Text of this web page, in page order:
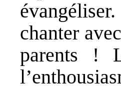
chanter
parents !